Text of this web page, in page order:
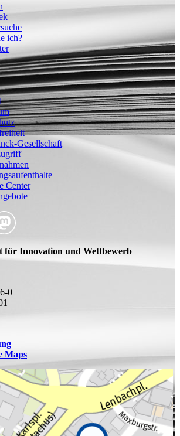
ich?
Gesellschaft
Center
für Innovation und Wettbewerb
0
Maps